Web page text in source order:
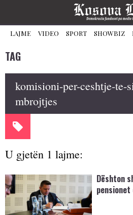
LAJME VIDEO SPORT SHOWBIZ
TAG
komisioni-per-ceshtje-te-
mbrojtjes
U gjetën 1 lajme:
Dështon
pensionet